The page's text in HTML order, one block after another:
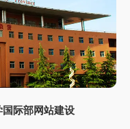
国际部网站建设